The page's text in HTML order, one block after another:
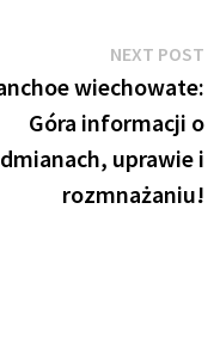
NEXT POST
wiechowate:
Góra informacji o
uprawie i
rozmnażaniu!